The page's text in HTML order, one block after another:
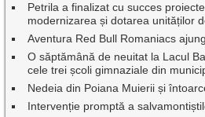
Petrila a finalizat cu succes
modernizarea și dotarea unităților
Aventura Red Bull Romaniacs
O săptămână de neuitat la Lacul
cele trei școli gimnaziale din
Nedeia din Poiana Muierii și
Intervenție promptă a